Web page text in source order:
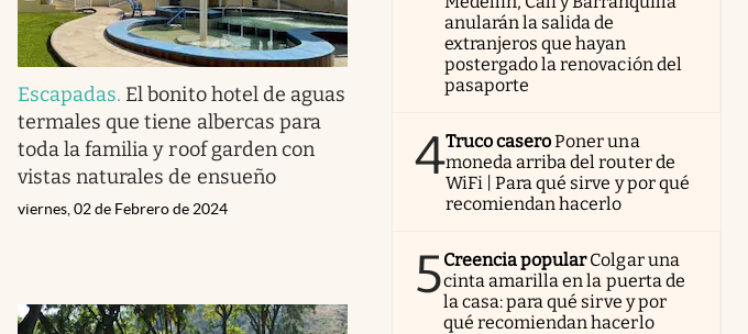
Escapadas. El bonito hotel de aguas
termales que tiene albercas para
toda la familia y roof garden con
vistas naturales de ensueño
viernes, 02 de Febrero de 2024
anularán la salida de
extranjeros que hayan
postergado la renovación del
pasaporte
4Truco caseroPoner una
moneda arriba del router de
WiFi | Para qué sirve y por qué
recomiendan hacerlo
5Creencia popularColgar una
cinta amarilla en la puerta de
la casa: para qué sirve y por
qué recomiendan hacerlo